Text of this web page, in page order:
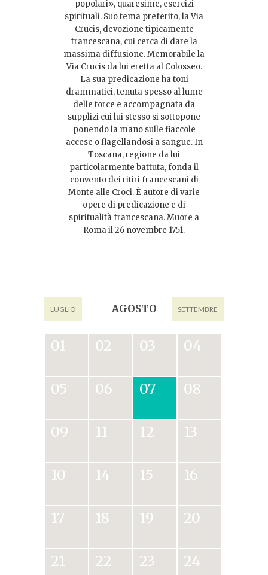
popolari», quaresime, esercizi
spirituali. Suo tema preferito, la Via
Crucis, devozione tipicamente
francescana, cui cerca di dare la
massima diffusione. Memorabile la
Via Crucis da lui eretta al Colosseo.
La sua predicazione ha toni
drammatici, tenuta spesso al lume
delle torce e accompagnata da
supplizi cui lui stesso si sottopone
ponendo la mano sulle fiaccole
accese o flagellandosi a sangue. In
Toscana, regione da lui
particolarmente battuta, fonda il
convento dei ritiri francescani di
Monte alle Croci. È autore di varie
opere di predicazione e di
spiritualità francescana. Muore a
Roma il 26 novembre 1751.
AGOSTO
LUGLIO SETTEMBRE
01 02 03 04
05 06 07 08
09 11 12 13
10 14 15 16
17 18 19 20
21 22 23 24